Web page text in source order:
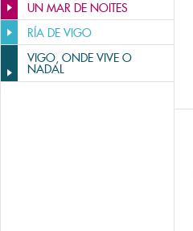
UN MAR DE NOITES
RÍA DE VIGO
VIGO, ONDE VIVE O
NADAL